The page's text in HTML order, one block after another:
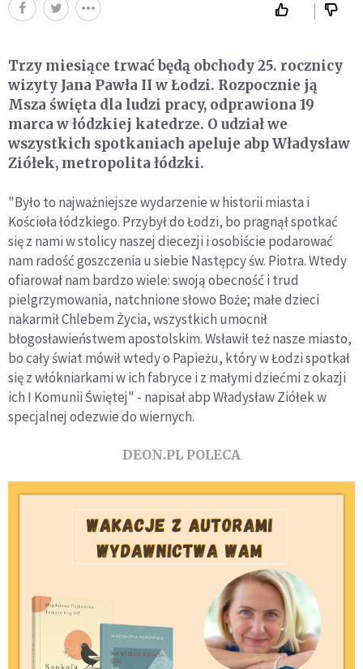
Trzy miesiące trwać będą obchody 25. rocznicy
wizyty Jana Pawła II w Łodzi. Rozpocznie ją
Msza święta dla ludzi pracy, odprawiona 19
marca w łódzkiej katedrze. O udział we
wszystkich spotkaniach apeluje abp Władysław
Ziółek, metropolita łódzki.
"Było to najważniejsze wydarzenie w historii miasta i
Kościoła łódzkiego. Przybył do Łodzi, bo pragnął spotkać
się z nami w stolicy naszej diecezji i osobiście podarować
nam radość goszczenia u siebie Następcy św. Piotra. Wtedy
ofiarował nam bardzo wiele: swoją obecność i trud
pielgrzymowania, natchnione słowo Boże; małe dzieci
nakarmił Chlebem Życia, wszystkich umocnił
błogosławieństwem apostolskim. Wsławił też nasze miasto,
bo cały świat mówił wtedy o Papieżu, który w Łodzi spotkał
się z włókniarkami w ich fabryce i z małymi dziećmi z okazji
ich I Komunii Świętej" - napisał abp Władysław Ziółek w
specjalnej odezwie do wiernych.
DEON.PL POLECA